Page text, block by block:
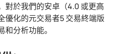
對於我們的安卓（4.0 或更高
優化的元交易者5 交易終端版
分析功能。